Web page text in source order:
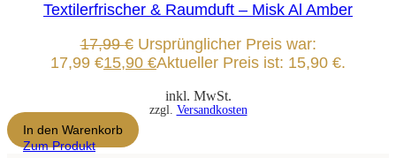
Textilerfrischer & Raumduft – Misk Al Amber
17,99€ Ursprünglicher Preis war:
17,99 €15,90 €Aktueller Preis ist: 15,90 €.
inkl. MwSt.
zzgl. Versandkosten
In den Warenkorb
Zum Produkt